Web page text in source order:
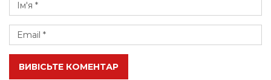
ВИВІСЬТЕ КОМЕНТАР